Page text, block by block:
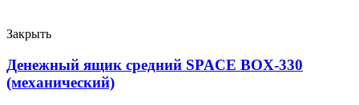
Закрыть
Денежный ящик средний SPACE BOX-330
(механический)